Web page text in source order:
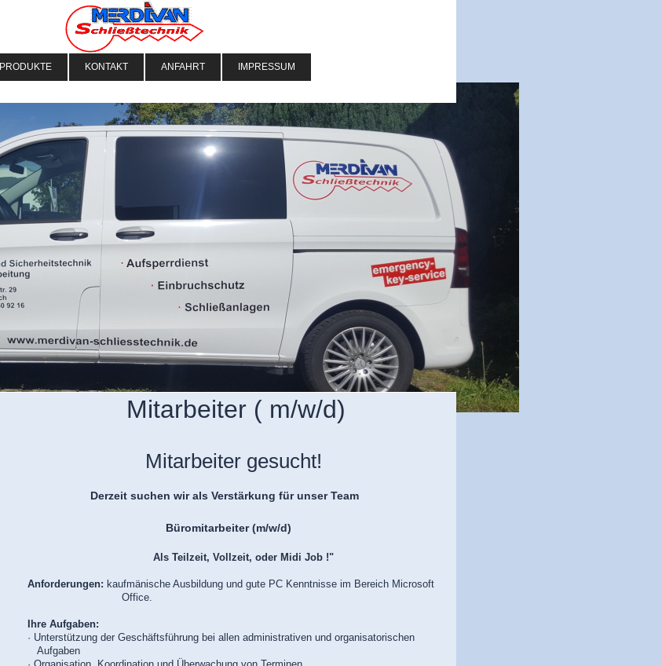
PRODUKTE KONTAKT ANFAHRT IMPRESSUM
Mitarbeiter ( m/w/d)
Mitarbeiter gesucht!
Derzeit suchen wir als Verstärkung für unser Team
Büromitarbeiter (m/w/d)
Als Teilzeit, Vollzeit, oder Midi Job !"
Anforderungen: kaufmänische Ausbildung und gute PC Kenntnisse im Bereich Microsoft
Office.
Ihre Aufgaben:
· Unterstützung der Geschäftsführung bei allen administrativen und organisatorischen
Aufgaben